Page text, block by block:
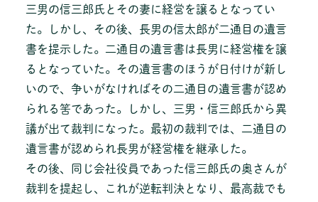
三男の信三郎氏とその妻に経営を譲るとなってい
た。しかし、その後、長男の信太郎が二通目の遺言
書を提示した。二通目の遺言書は長男に経営権を譲
るとなっていた。その遺言書のほうが日付けが新し
いので、争いがなければその二通目の遺言書が認め
られる筈であった。しかし、三男・信三郎氏から異
議が出て裁判になった。最初の裁判では、二通目の
遺言書が認められ長男が経営権を継承した。
その後、同じ会社役員であった信三郎氏の奥さんが
裁判を提起し、これが逆転判決となり、最高裁でも